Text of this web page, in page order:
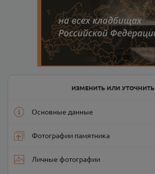
ИЗМЕНИТЬ ИЛИ УТОЧНИТЬ
Основные данные
Фотографии памятника
Личные фотографии